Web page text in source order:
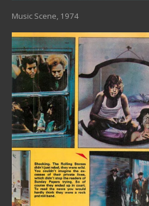
Music Scene, 1974